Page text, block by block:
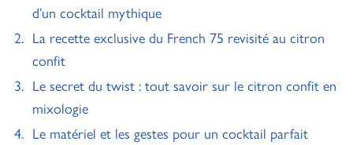
d’un cocktail mythique
La recette exclusive du French 75 revisité au citron
confit
Le secret du twist : tout savoir sur le citron confit en
mixologie
Le matériel et les gestes pour un cocktail parfait